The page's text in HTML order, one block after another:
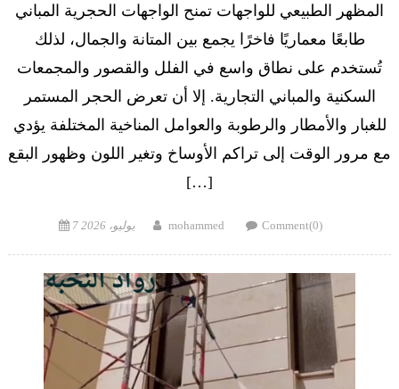
المظهر الطبيعي للواجهات تمنح الواجهات الحجرية المباني
طابعًا معماريًا فاخرًا يجمع بين المتانة والجمال، لذلك
تُستخدم على نطاق واسع في الفلل والقصور والمجمعات
السكنية والمباني التجارية. إلا أن تعرض الحجر المستمر
للغبار والأمطار والرطوبة والعوامل المناخية المختلفة يؤدي
مع مرور الوقت إلى تراكم الأوساخ وتغير اللون وظهور البقع
[…]
Posted
7 يوليو، 2026 Author
mohammed Comment(0)